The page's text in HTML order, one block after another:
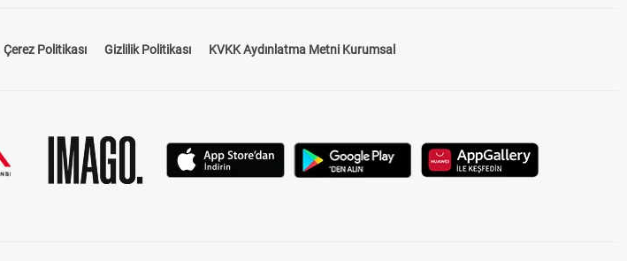
Çerez Politikası Gizlilik Politikası KVKK Aydınlatma Metni Kurumsal